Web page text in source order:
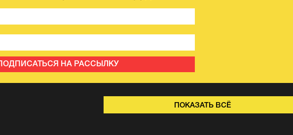
ПОДПИСАТЬСЯ НА РАССЫЛКУ
ПОКАЗАТЬ ВСЁ